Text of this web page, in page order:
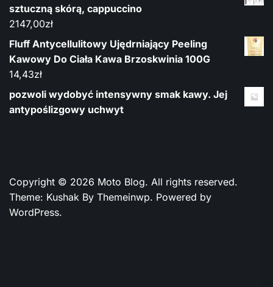
sztuczną skórą, cappuccino
2147,00zł
Fluff Antycellulitowy Ujędrniający Peeling
Kawowy Do Ciała Kawa Brzoskwinia 100G
14,43zł
pozwoli wydobyć intensywny smak kawy. Jej
antypoślizgowy uchwyt
Copyright © 2026 Moto Blog. All rights reserved.
Theme: Kushak By Themeinwp. Powered by
WordPress.